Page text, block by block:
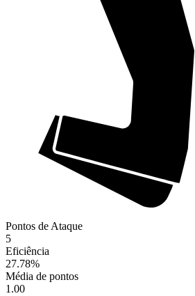
Pontos de Ataque
5
Eficiência
27.78%
Média de pontos
1.00